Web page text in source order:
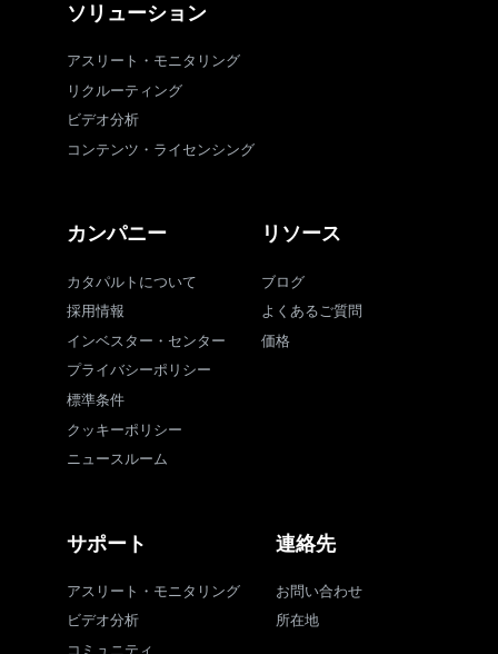
ソリューション
アスリート・モニタリング
リクルーティング
ビデオ分析
コンテンツ・ライセンシング
カンパニー
カタパルトについて
採用情報
インベスター・センター
プライバシーポリシー
標準条件
クッキーポリシー
ニュースルーム
リソース
ブログ
よくあるご質問
価格
サポート
アスリート・モニタリング
ビデオ分析
連絡先
お問い合わせ
所在地